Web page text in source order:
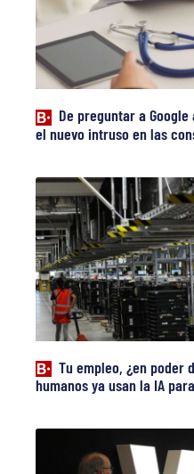
De preguntar a
el nuevo intruso en las
Tu empleo, ¿en poder
humanos ya usan la IA